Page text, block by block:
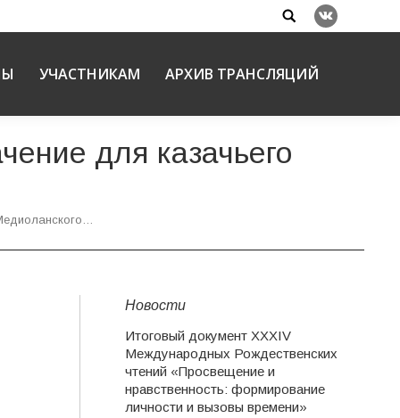
Search:
Вконтакте
УЧАСТНИКАМ АРХИВ ТРАНСЛЯЦИЙ
для казачьего
Новости
Итоговый документ XXХIV
Международных Рождественских
чтений «Просвещение и
нравственность: формирование
личности и вызовы времени»